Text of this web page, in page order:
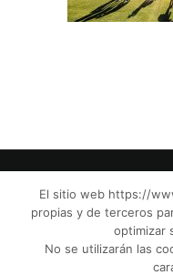
© El Bosque
Política de
Política de
El sitio web https://
propias y de terceros
optimizar
No se utilizarán las